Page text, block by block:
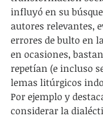
influyó en su
autores relevantes,
errores de bulto en
en ocasiones,
repetían (e incluso
lemas litúrgicos
Por ejemplo y
considerar la